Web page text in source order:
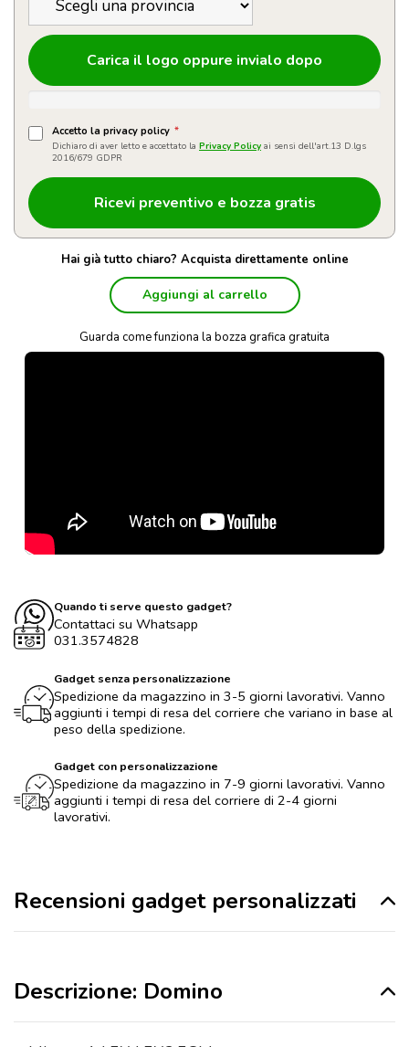
Carica il logo oppure invialo dopo
Accetto la privacy policy *
Dichiaro di aver letto e accettato la Privacy Policy ai sensi dell'art.13 D.lgs
2016/679 GDPR
Hai già tutto chiaro? Acquista direttamente online
Aggiungi al carrello
Guarda come funziona la bozza grafica gratuita
Quando ti serve questo gadget?
Contattaci su Whatsapp
031.3574828
Gadget senza personalizzazione
Spedizione da magazzino in 3-5 giorni lavorativi. Vanno
aggiunti i tempi di resa del corriere che variano in base al
peso della spedizione.
Gadget con personalizzazione
Spedizione da magazzino in 7-9 giorni lavorativi. Vanno
aggiunti i tempi di resa del corriere di 2-4 giorni
lavorativi.
Recensioni gadget personalizzati
Descrizione: Domino